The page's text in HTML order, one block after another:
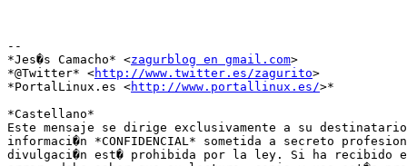
--
*Jes�s Camacho* <zagurblog en gmail.com>
*@Twitter* <http://www.twitter.es/zagurito>
*PortalLinux.es <http://www.portallinux.es/>*
*Castellano*
Este mensaje se dirige exclusivamente a su
informaci�n *CONFIDENCIAL* sometida a secreto
divulgaci�n est� prohibida por la ley. Si ha recibido